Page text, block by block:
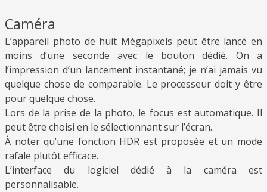
Caméra
L’appareil photo de huit Mégapixels peut être lancé en
moins d’une seconde avec le bouton dédié. On a
l’impression d’un lancement instantané; je n’ai jamais vu
quelque chose de comparable. Le processeur doit y être
pour quelque chose.
Lors de la prise de la photo, le focus est automatique. Il
peut être choisi en le sélectionnant sur l’écran.
À noter qu’une fonction HDR est proposée et un mode
rafale plutôt efficace.
L’interface du logiciel dédié à la caméra est
personnalisable.